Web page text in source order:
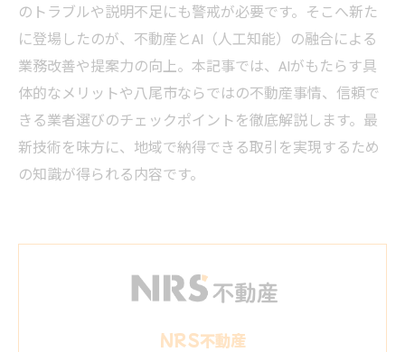
のトラブルや説明不足にも警戒が必要です。そこへ新た
に登場したのが、不動産とAI（人工知能）の融合による
業務改善や提案力の向上。本記事では、AIがもたらす具
体的なメリットや八尾市ならではの不動産事情、信頼で
きる業者選びのチェックポイントを徹底解説します。最
新技術を味方に、地域で納得できる取引を実現するため
の知識が得られる内容です。
NRS不動産